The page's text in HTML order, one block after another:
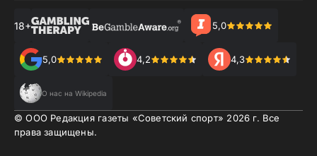
18+ 5,0
5,0 4,2 4,3
О нас на Wikipedia
© ООО Редакция газеты «Советский спорт» 2026 г. Все
права защищены.